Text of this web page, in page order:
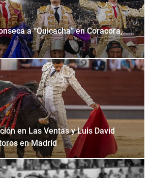
a “Quicacha” en Coracora,
en Las Ventas y Luis David
en Madrid